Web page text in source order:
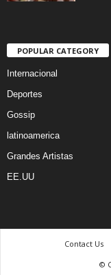
POPULAR CATEGORY
Internacional
Deportes
Gossip
latinoamerica
Grandes Artistas
EE.UU
Contact Us
©